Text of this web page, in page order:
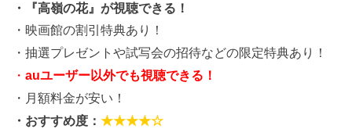
・『高嶺の花』が視聴できる！
・映画館の割引特典あり！
・抽選プレゼントや試写会の招待などの限定特典あり！
・auユーザー以外でも視聴できる！
・月額料金が安い！
・おすすめ度：★★★★☆